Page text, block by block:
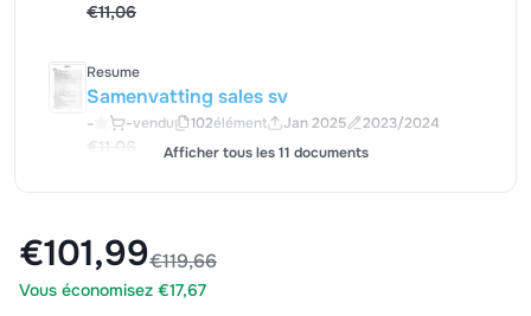
€11,06
Resume
Samenvatting sales sv
- -vendu 102élément Jan 2025 2023/2024
€11,06 Afficher tous les 11 documents
€101,99€119,66
Vous économisez €17,67